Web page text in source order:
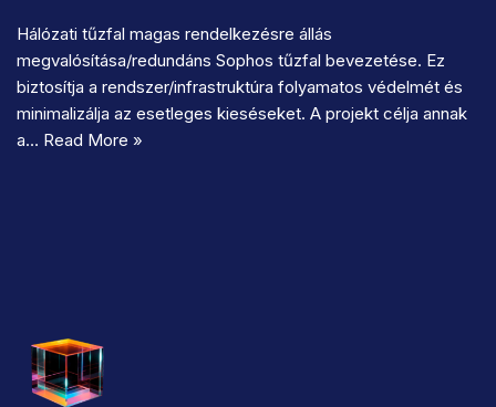
Hálózati tűzfal magas rendelkezésre állás
megvalósítása/redundáns Sophos tűzfal bevezetése. Ez
biztosítja a rendszer/infrastruktúra folyamatos védelmét és
minimalizálja az esetleges kieséseket. A projekt célja annak
a… Read More »